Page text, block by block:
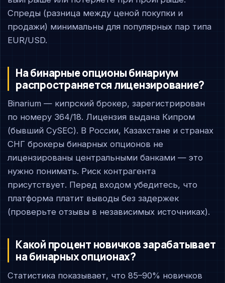
Спреды (разница между ценой покупки и
продажи) минимальны для популярных пар типа
EUR/USD.
На бинарные опционы бинариум
распространяется лицензирование?
Binarium — кипрский брокер, зарегистрирован
по номеру 364/18. Лицензия выдана Кипром
(бывший CySEC). В России, Казахстане и странах
СНГ брокеры бинарных опционов не
лицензированы центральными банками — это
нужно понимать. Риск контрагента
присутствует. Перед входом убедитесь, что
платформа платит выводы без задержек
(проверьте отзывы в независимых источниках).
Какой процент новичков зарабатывает
на бинарных опционах?
Статистика показывает, что 85–90% новичков